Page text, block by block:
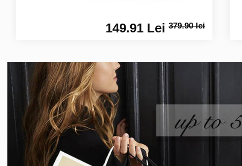
149.91 Lei379.90 lei